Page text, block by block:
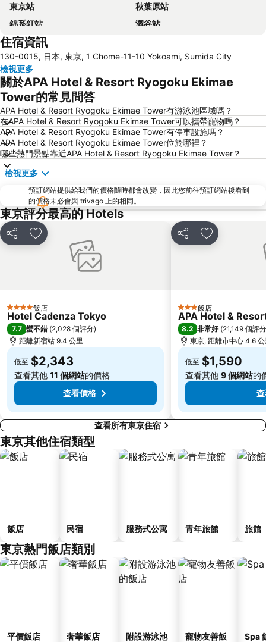
東京站
秋葉原站
錦系釘站
澀谷站
品川車站
淺草寺
Shinjuku
羽田機場 東京國際機場
東京巨蛋城
東京晴空塔
橫濱車站
東京國際機場 (羽田機場)
幕張展覽館
新橋站
日本東京武道館
日本橋站
Shibuya
Haneda Airport International Terminal Station
六本木車站
東京迪士尼海洋
東京國際展示中心
御台場 (台場)
Nippori Station
赤坂站
赤羽站
水道橋站
Oshiage Metro Station
Ariake Coliseum
Sakuragicho Station
大手釘站
Sugamo Station
兩國國技館
Hamamatsucho station
住宿資訊
130-0015, 日本, 東京, 1 Chome-11-10 Yokoami, Sumida City
檢視更多
關於APA Hotel & Resort Ryogoku Ekimae
Tower的常見問答
APA Hotel & Resort Ryogoku Ekimae Tower有游泳池區域嗎？
在APA Hotel & Resort Ryogoku Ekimae Tower可以攜帶寵物嗎？
APA Hotel & Resort Ryogoku Ekimae Tower有停車設施嗎？
APA Hotel & Resort Ryogoku Ekimae Tower位於哪裡？
哪些熱門景點靠近APA Hotel & Resort Ryogoku Ekimae Tower？
檢視更多
預訂網站提供給我們的價格隨時都會改變，因此您前往預訂網站後看到
的價格未必會與 trivago 上的相同。
東京評分最高的 Hotels
分享 加入我的最愛
4 星級 飯店
Hotel Cadenza Tokyo
7.7 蠻不錯 (2,028 個評分)
距離新宿站 9.4 公里
低至 $2,343
查看其他 11 個網站的價格
查看價格
分享 加入我的最愛
3 星級飯店
APA Hotel &
8.2 非常好 (21,149 個評分
東京, 距離市中心 4.6
低至 $1,590
查看其他 9 個網站的
查看所有東京住宿
東京其他住宿類型
飯店 民宿 服務式公寓 青年旅館 旅館
東京熱門飯店類別
平價飯店 奢華飯店
附設游泳池
寵物友善飯
Spa